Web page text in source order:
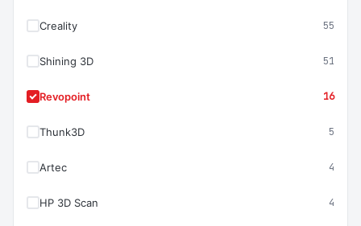
Creality 55
Shining 3D 51
Revopoint 16
Thunk3D 5
Artec 4
HP 3D Scan 4